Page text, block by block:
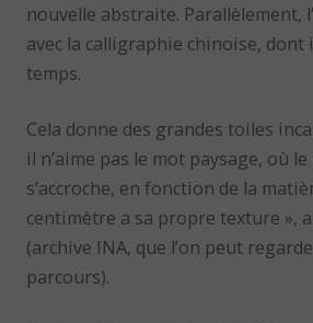
nouvelle abstraite. Parallèlement,
avec la calligraphie chinoise, dont
temps.
Cela donne des grandes toiles
il n’aime pas le mot paysage, où
s’accroche, en fonction de la
centimètre a sa propre texture »,
(archive INA, que l’on peut
parcours).